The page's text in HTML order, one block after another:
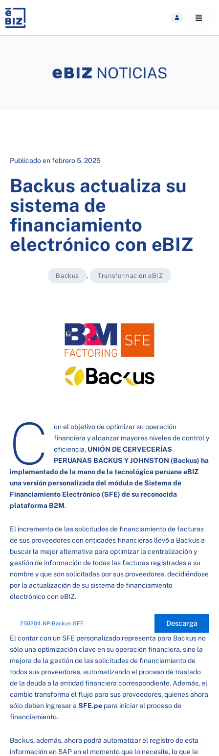
content
Publicado enfebrero 5, 2025
Backus actualiza su
sistema de
financiamiento
electrónico con eBIZ
Backus , Transformación eBIZ
C
on el objetivo de optimizar su operación
financiera y alcanzar mayores niveles de control y
eficiencia, UNIÓN DE CERVECERÍAS
PERUANAS BACKUS Y JOHNSTON (Backus) ha
implementado de la mano de la tecnológica peruana eBIZ
una versión personalizada del módulo de Sistema de
Financiamiento Electrónico (SFE) de su reconocida
plataforma B2M.
El incremento de las solicitudes de financiamiento de facturas
de sus proveedores con entidades financieras llevó a Backus a
buscar la mejor alternativa para optimizar la centralización y
gestión de información de todas las facturas registradas a su
nombre y que son solicitadas por sus proveedores, decidiéndose
por la actualización de su sistema de financiamiento
electrónico con eBIZ.
250204-NP-Backus-SFE Descarga
El contar con un SFE personalizado representa para Backus no
sólo una optimización clave en su operación financiera, sino la
mejora de la gestión de las solicitudes de financiamiento de
todos sus proveedores, automatizando el proceso de traslado
de la deuda a la entidad financiera correspondiente. Además, el
cambio transforma el flujo para sus proveedores, quienes ahora
sólo deben ingresar a SFE.pe para iniciar el proceso de
financiamiento.
Backus, además, ahora podrá automatizar el registro de esta
información en SAP en el momento que lo necesite, lo que le